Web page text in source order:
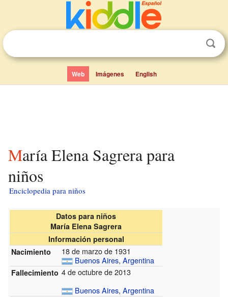
Web Imágenes English
María Elena Sagrera para
niños
Enciclopedia para niños
Datos para niños
María Elena Sagrera
Información personal
Nacimiento
18 de marzo de 1931
Buenos Aires,Argentina
Fallecimiento 4 de octubre de 2013
Buenos Aires,Argentina